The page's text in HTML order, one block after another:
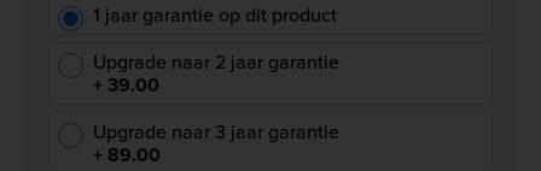
1 jaar garantie op dit product
Upgrade naar 2 jaar garantie
+ 39.00
Upgrade naar 3 jaar garantie
+ 89.00